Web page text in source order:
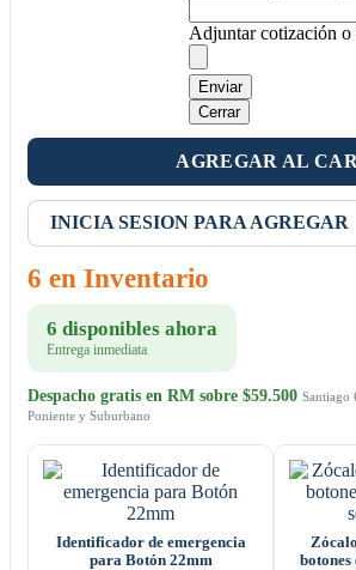
Adjuntar cotización o
Enviar
Cerrar
AGREGAR AL
INICIA SESION PARA AGREGAR
6 en Inventario
6 disponibles ahora
Entrega inmediata
Despacho gratis en RM sobre $59.500 Santiago
Poniente y Suburbano
Identificador de emergencia
para Botón 22mm
botones